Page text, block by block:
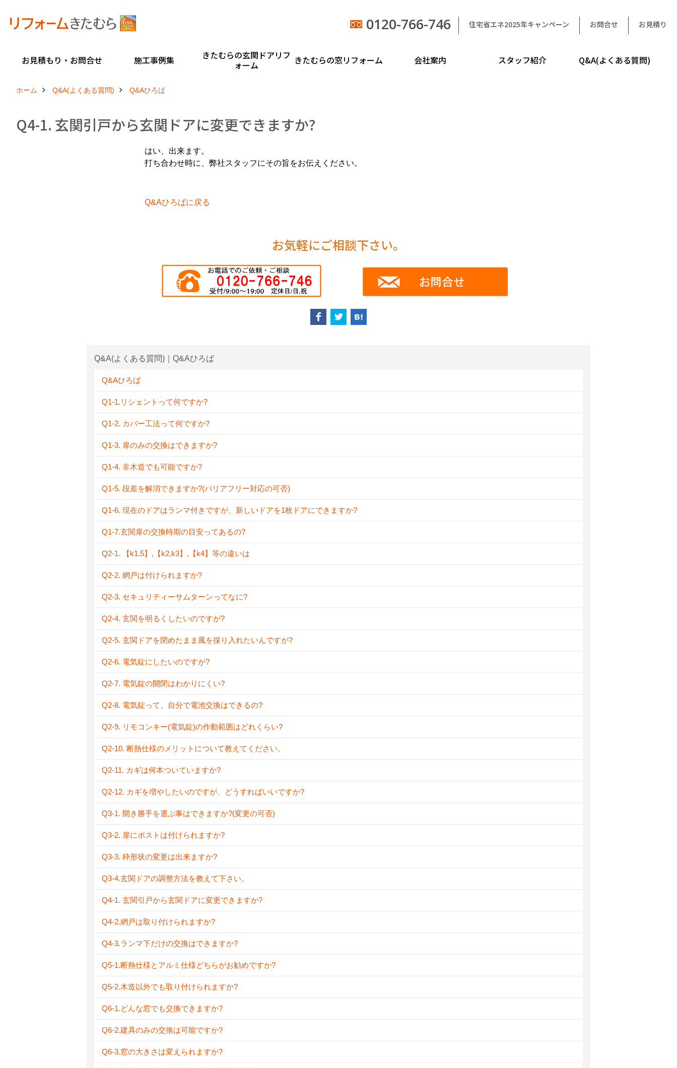
0120-766-746 住宅省エネ2025年キャンペーン お問合せ お見積り
お見積もり・お問合せ 施工事例集
きたむらの玄関ドアリフ
ォーム
きたむらの窓リフォーム 会社案内 スタッフ紹介 Q&A(よくある質問)
ホーム Q&A(よくある質問) Q&Aひろば
Q4-1. 玄関引戸から玄関ドアに変更できますか?
はい、出来ます。
打ち合わせ時に、弊社スタッフにその旨をお伝えください。
Q&Aひろばに戻る
お気軽にご相談下さい。
Q&A(よくある質問)｜Q&Aひろば
Q&Aひろば
Q1-1.リシェントって何ですか?
Q1-2. カバー工法って何ですか?
Q1-3. 扉のみの交換はできますか?
Q1-4. 非木造でも可能ですか?
Q1-5. 段差を解消できますか?(バリアフリー対応の可否)
Q1-6. 現在のドアはランマ付きですが、新しいドアを1枚ドアにできますか?
Q1-7.玄関扉の交換時期の目安ってあるの?
Q2-1. 【k1.5】,【k2,k3】,【k4】等の違いは
Q2-2. 網戸は付けられますか?
Q2-3. セキュリティーサムターンってなに?
Q2-4. 玄関を明るくしたいのですが?
Q2-5. 玄関ドアを閉めたまま風を採り入れたいんですが?
Q2-6. 電気錠にしたいのですが?
Q2-7. 電気錠の開閉はわかりにくい?
Q2-8. 電気錠って、自分で電池交換はできるの?
Q2-9. リモコンキー(電気錠)の作動範囲はどれくらい?
Q2-10. 断熱仕様のメリットについて教えてください。
Q2-11. カギは何本ついていますか?
Q2-12. カギを増やしたいのですが、どうすればいいですか?
Q3-1. 開き勝手を選ぶ事はできますか?(変更の可否)
Q3-2. 扉にポストは付けられますか?
Q3-3. 枠形状の変更は出来ますか?
Q3-4.玄関ドアの調整方法を教えて下さい。
Q4-1. 玄関引戸から玄関ドアに変更できますか?
Q4-2.網戸は取り付けられますか?
Q4-3.ランマ下だけの交換はできますか?
Q5-1.断熱仕様とアルミ仕様どちらがお勧めですか?
Q5-2.木造以外でも取り付けられますか?
Q6-1.どんな窓でも交換できますか?
Q6-2.建具のみの交換は可能ですか?
Q6-3.窓の大きさは変えられますか?